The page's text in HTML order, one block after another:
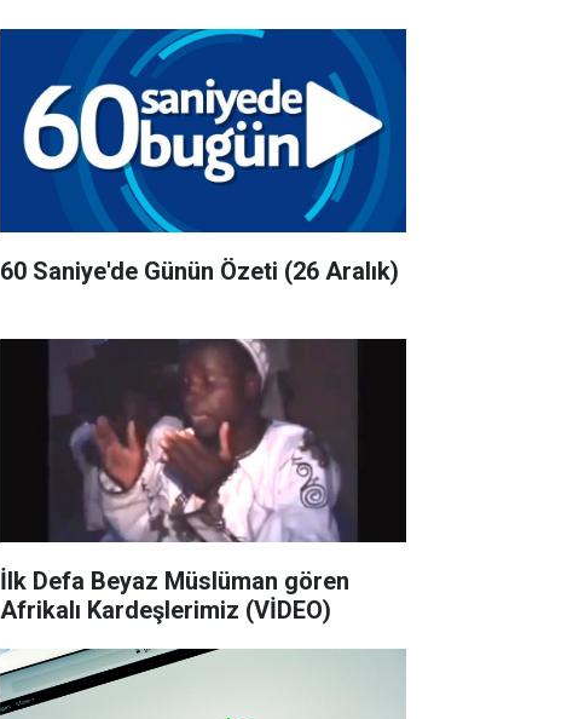
60 Saniye'de Günün Özeti (26 Aralık)
İlk Defa Beyaz Müslüman gören
Afrikalı Kardeşlerimiz (VİDEO)